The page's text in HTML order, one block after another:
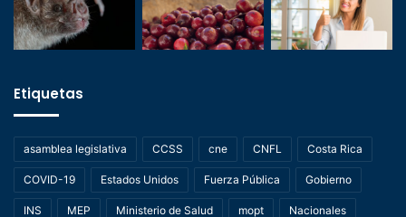
Etiquetas
asamblea legislativa CCSS cne CNFL Costa Rica
COVID-19 Estados Unidos Fuerza Pública Gobierno
INS MEP Ministerio de Salud mopt Nacionales